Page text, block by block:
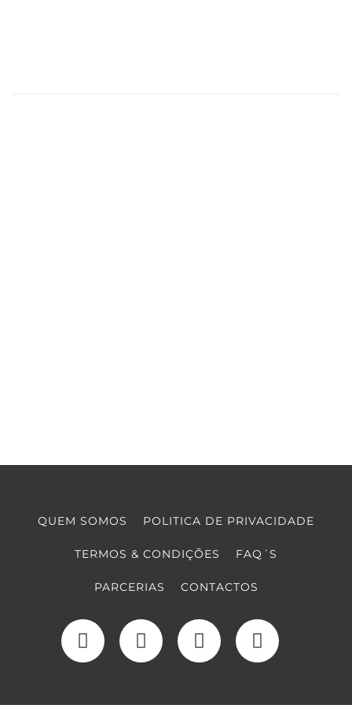
QUEM SOMOS POLITICA DE PRIVACIDADE
TERMOS & CONDIÇÕES FAQ´S
PARCERIAS CONTACTOS